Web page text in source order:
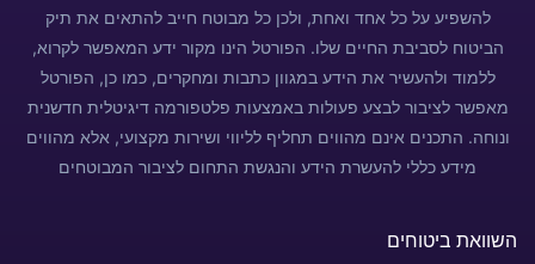
להשפיע על כל אחד ואחת, ולכן כל מבוטח חייב להתאים את תיק
הביטוח לסביבת החיים שלו. הפורטל הינו מקור ידע המאפשר לקרוא,
ללמוד ולהעשיר את הידע במגוון כתבות ומחקרים, כמו כן, הפורטל
מאפשר לציבור לבצע פעולות באמצעות פלטפורמה דיגיטלית חדשנית
ונוחה. התכנים אינם מהווים תחליף לליווי ושירות מקצועי, אלא מהווים
מידע כללי להעשרת הידע והנגשת התחום לציבור המבוטחים
השוואת ביטוחים